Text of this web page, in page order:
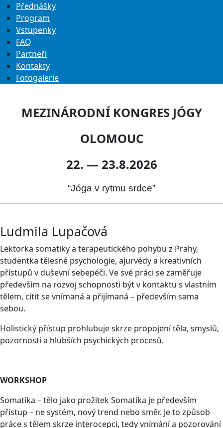
Přednášky
Program
Vstupenky
FAQ
Partneři
Kontakty
Fotogalerie
MEZINÁRODNÍ KONGRES JÓGY
OLOMOUC
22. — 23.8.2026
“Jóga v rytmu srdce”
Ludmila Lupačová
Lektorka somatiky a terapeutického pohybu z Prahy,
studentka tělesné psychologie, ajurvédy a kreativních
přístupů v duševní sebepéči. Ve své práci se zaměřuje
především na rozvoj schopnosti být v kontaktu s vlastním
tělem, cítit se vnímaná a přijímaná – především sama
sebou.
Holistický přístup prohlubuje skrze propojení těla, smyslů,
pozornosti a hlubších psychických procesů.
WORKSHOP
Somatika – tělo jako prožitek Somatika je především
přístup – ne systém, nový trend nebo směr. Je to způsob
práce s tělem skrze interocepci, tedy vnímání a pozorování